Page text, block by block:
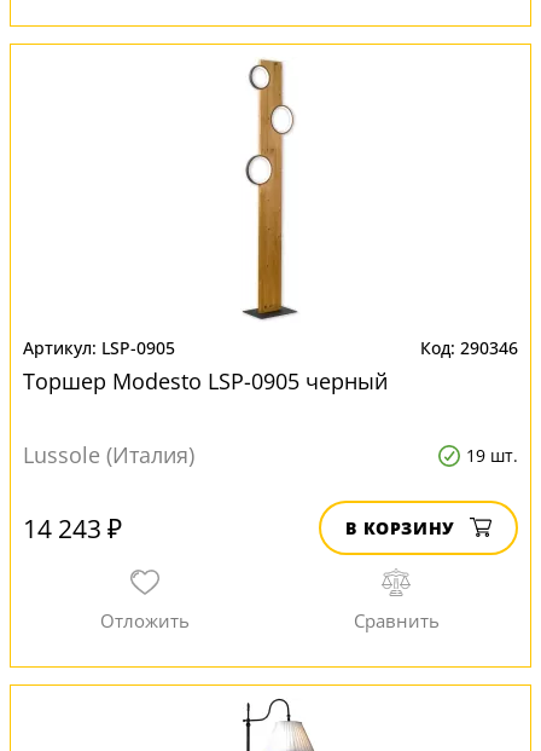
LSP-0905 290346
Торшер Modesto LSP-0905 черный
Lussole (Италия) 19 шт.
14 243 ₽ В КОРЗИНУ